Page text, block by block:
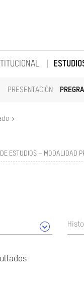
PRESENTACIÓN
ESTUDIOS – MODALIDAD